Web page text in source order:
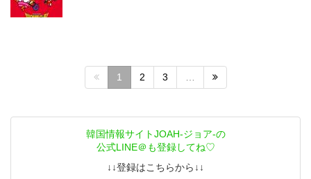
1 2 3
韓国情報サイトJOAH-ジョア-の
公式LINE＠も登録してね♡
↓↓登録はこちらから↓↓